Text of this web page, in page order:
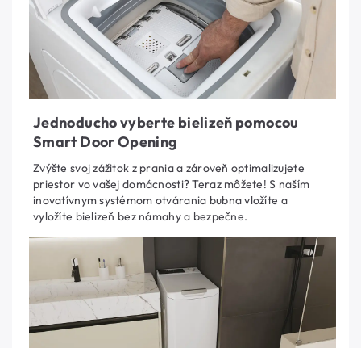
Jednoducho vyberte bielizeň pomocou
Smart Door Opening
Zvýšte svoj zážitok z prania a zároveň optimalizujete
priestor vo vašej domácnosti? Teraz môžete! S naším
inovatívnym systémom otvárania bubna vložíte a
vyložíte bielizeň bez námahy a bezpečne.